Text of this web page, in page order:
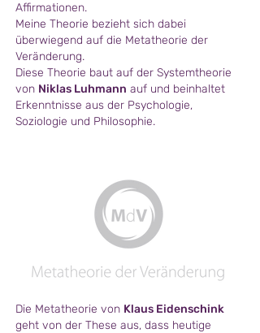
Affirmationen.
Meine Theorie bezieht sich dabei
überwiegend auf die Metatheorie der
Veränderung.
Diese Theorie baut auf der Systemtheorie
von Niklas Luhmann auf und beinhaltet
Erkenntnisse aus der Psychologie,
Soziologie und Philosophie.
Die Metatheorie von Klaus Eidenschink
geht von der These aus, dass heutige